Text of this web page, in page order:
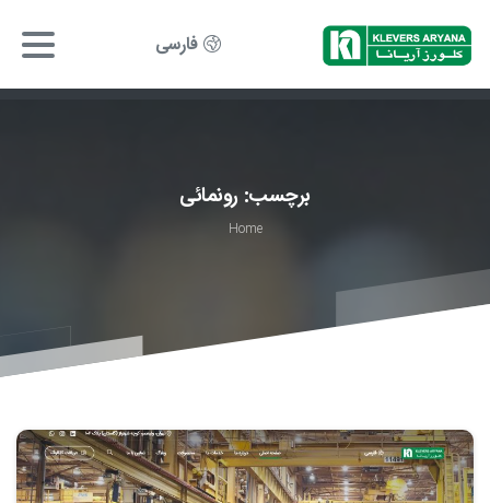
فارسی
برچسب:رونمائی
Home